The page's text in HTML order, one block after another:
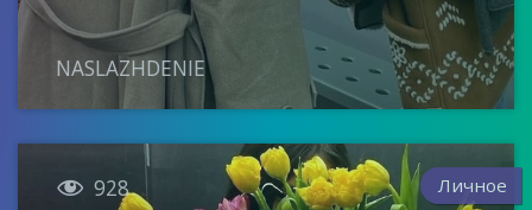
NASLAZHDENIE
 928 Личное